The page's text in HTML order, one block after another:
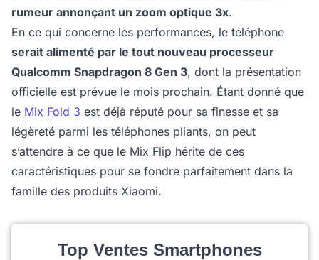
rumeur annonçant un zoom optique 3x.
En ce qui concerne les performances, le téléphone
serait alimenté par le tout nouveau processeur
Qualcomm Snapdragon 8 Gen 3, dont la présentation
officielle est prévue le mois prochain. Étant donné que
le Mix Fold 3 est déjà réputé pour sa finesse et sa
légèreté parmi les téléphones pliants, on peut
s’attendre à ce que le Mix Flip hérite de ces
caractéristiques pour se fondre parfaitement dans la
famille des produits Xiaomi.
Top Ventes Smartphones